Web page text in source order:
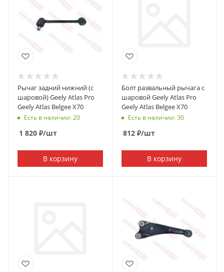
Рычаг задний нижний (с
шаровой) Geely Atlas Pro
Geely Atlas Belgee X70
Есть в наличии: 20
1 820 ₽/шт
В корзину
Болт развальный рычага с
шаровой Geely Atlas Pro
Geely Atlas Belgee X70
Есть в наличии: 30
812 ₽/шт
В корзину